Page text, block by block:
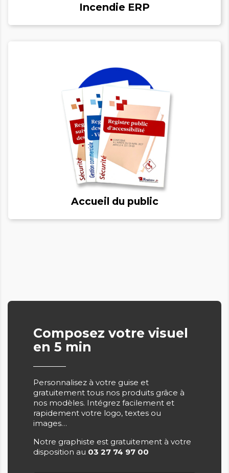
Incendie ERP
Accueil du public
Composez votre visuel
en 5 min
Personnalisez à votre guise et
gratuitement tous nos produits grâce à
nos modèles. Intégrez facilement et
rapidement votre logo, textes ou
images…
Notre graphiste est gratuitement à votre
disposition au 03 27 74 97 00